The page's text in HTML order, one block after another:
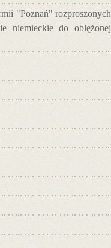
"Poznań" rozproszonych
niemieckie do oblężonej